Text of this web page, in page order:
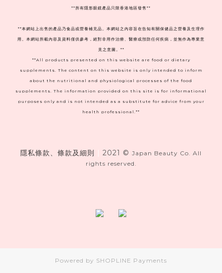
** 所有隱形眼鏡產品只限香港地區發售**
**本網站上出售的產品乃食品或營養補充品。本網站之內容旨在告知有關保健品之營養及生理作
用。本網站所載內容及資料僅供參考，絕對非用作治療、醫療或預防任何疾病，並無作為專業意
見之意圖。**
**All products presented on this website are food or dietary
supplements. The content on this website is only intended to inform
about the nutritional and physiological processes of the food
supplements. The information provided on this site is for informational
purposes only and is not intended as a substitute for advice from your
health professional.**
隱私條款、條款及細則 2021 © Japan Beauty Co. All
rights reserved.
Powered by SHOPLINE Payments